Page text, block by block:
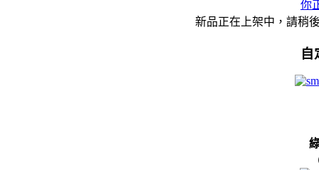
你
新品正在上架中，請稍
自